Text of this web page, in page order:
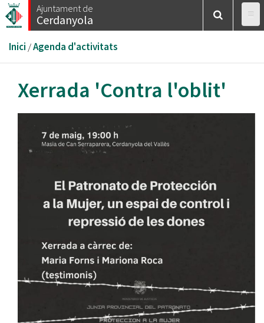
Vés
al
Ajuntament de
Cerdanyola
Esteu
aquí
Inici /Agenda d'activitats
Xerrada 'Contra l'oblit'